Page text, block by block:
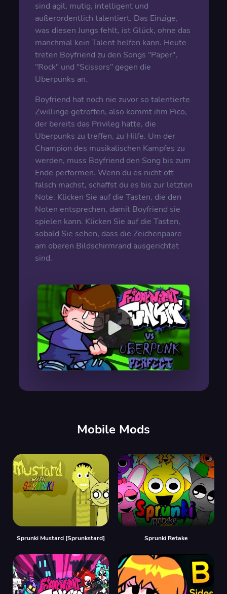
sind agil, mutig, intelligent und
außerordentlich talentiert. Das Einzige,
was diesen Jungs fehlt, ist Glück, ohne das
manchmal kein Talent helfen kann. Heute
treten Boyfriend zu den Songs "Paper",
"Rock" und "Scissors" gegen die
Uberpunks an.
Boyfriend hat noch nie zuvor so talentierte
Zwillinge getroffen, also kommt ihm Pico,
der bereits das Privileg hatte, die
Uberpunks zu treffen, zu Hilfe. Um der
Champion des musikalischen Kampfes zu
werden, muss Boyfriend den Song bis zum
Ende performen. Wenn du es nicht oft
falsch machst, schaffst du es bis zur letzten
Note. Klicken Sie auf die Tasten, die den
Noten entsprechen, damit Boyfriend sie
spielen kann. Klicken Sie auf die Tasten,
sobald Sie sehen, dass die Zeichenpaare
am oberen Bildschirmrand ausgerichtet
sind.
Mobile Mods
Sprunki Mustard [Sprunkstard] Sprunki Retake